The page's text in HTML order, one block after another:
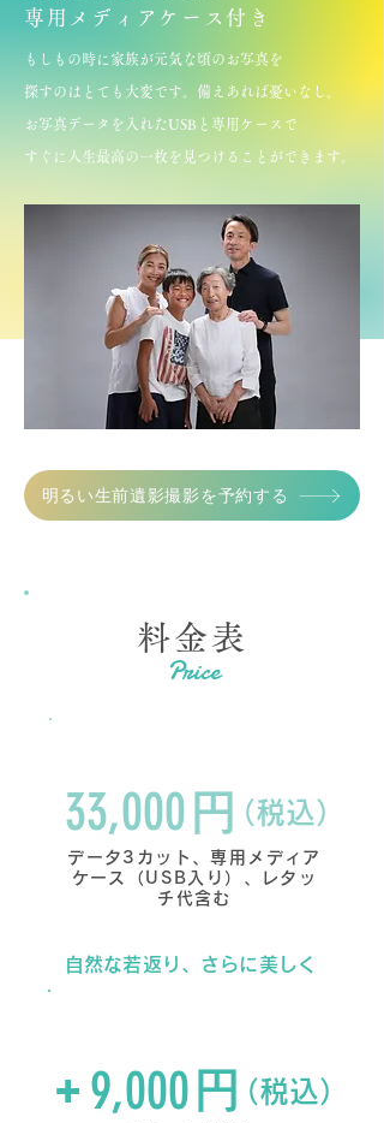
​専用メディアケース付き
もしもの時に家族が元気な頃のお写真を
探すのはとても大変です。備えあれば憂いなし。
お写真データを入れたUSBと専用ケースで
​すぐに人生最高の一枚を見つけることができます。
明るい生前遺影撮影を予約する
料金表
Price
33,000 円（税込）
データ3カット、専用メディア
ケース（USB入り）、レタッ
チ代含む
自然な若返り、さらに美しく
円（税込）
9,000
+